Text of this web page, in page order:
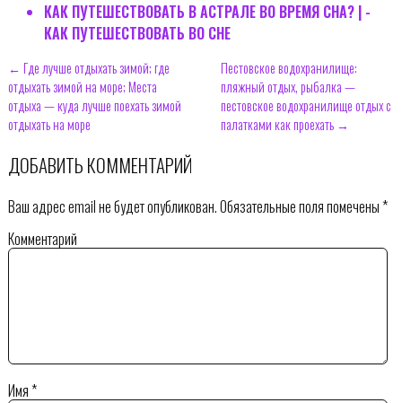
КАК ПУТЕШЕСТВОВАТЬ В АСТРАЛЕ ВО ВРЕМЯ СНА? | -
КАК ПУТЕШЕСТВОВАТЬ ВО СНЕ
← Где лучше отдыхать зимой; где
отдыхать зимой на море; Места
отдыха — куда лучше поехать зимой
отдыхать на море
Пестовское водохранилище:
пляжный отдых, рыбалка —
пестовское водохранилище отдых с
палатками как проехать →
ДОБАВИТЬ КОММЕНТАРИЙ
Ваш адрес email не будет опубликован.Обязательные поля помечены*
Комментарий
Имя*